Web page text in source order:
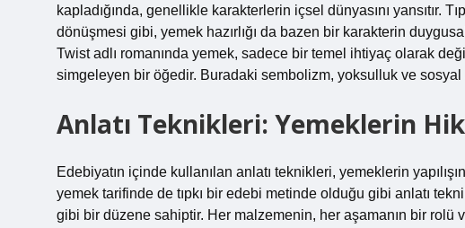
kapladığında, genellikle karakterlerin içsel dünyasını yansıtır.
dönüşmesi gibi, yemek hazırlığı da bazen bir karakterin
Twist adlı romanında yemek, sadece bir temel ihtiyaç olarak
simgeleyen bir öğedir. Buradaki sembolizm, yoksulluk ve
Anlatı Teknikleri: Yemeklerin
Edebiyatın içinde kullanılan anlatı teknikleri, yemeklerin
yemek tarifinde de tıpkı bir edebi metinde olduğu gibi anlatı
gibi bir düzene sahiptir. Her malzemenin, her aşamanın bir rolü